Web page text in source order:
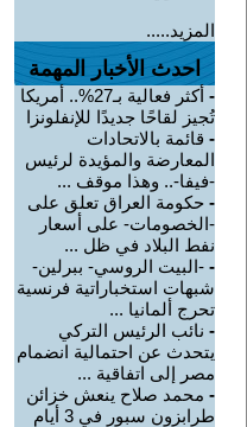
المزيد.....
احدث الأخبار المهمة
-
أكثر فعالية بـ27%.. أمريكا
تُجيز لقاحًا جديدًا للإنفلونزا
- قائمة بالاتحادات
المعارضة والمؤيدة لرئيس
-فيفا-.. وهذا موقف ...
- حكومة العراق تعلق على
-الخصومات- على أسعار
نفط البلاد في ظل ...
- -البيت الروسي- ببرلين-
شبهات استخباراتية فرنسية
تحرج ألمانيا ...
- نائب الرئيس التركي
يتحدث عن احتمالية انضمام
مصر إلى اتفاقية ...
- محمد صلاح ينعش خزائن
طرابزون سبور في 3 أيام